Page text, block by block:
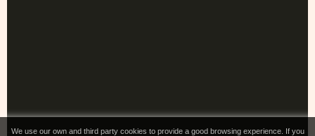
We use our own and third party cookies to provide a good browsing experience. If you